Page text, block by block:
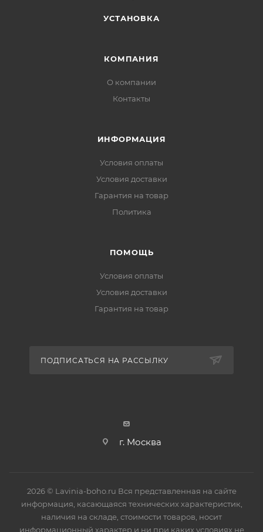
УСТАНОВКА
КОМПАНИЯ
О компании
Контакты
ИНФОРМАЦИЯ
Условия оплаты
Условия доставки
Гарантия на товар
Политика
ПОМОЩЬ
Условия оплаты
Условия доставки
Гарантия на товар
ПОДПИСАТЬСЯ НА РАССЫЛКУ
г. Москва
2026 © Lavinia-boho.ru Вся представленная на сайте
информация, касающаяся технических характеристик,
наличия на складе, стоимости товаров, носит
информационный характер и ни при каких условиях не